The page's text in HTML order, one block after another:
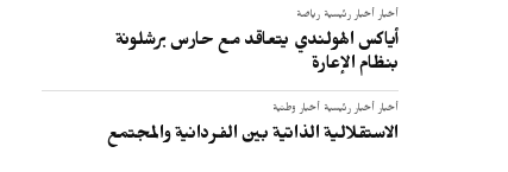
أخبار أخبار رئيسية رياضة
أياكس الهولندي يتعاقد مع حارس برشلونة
بنظام الإعارة
أخبار أخبار رئيسية أخبار وطنية
الاستقلالية الذاتية بين الفردانية والمجتمع